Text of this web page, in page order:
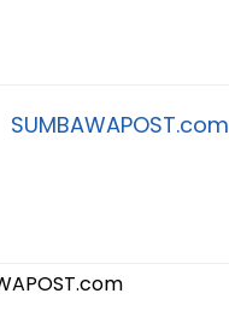
SUMBAWAPOST.com